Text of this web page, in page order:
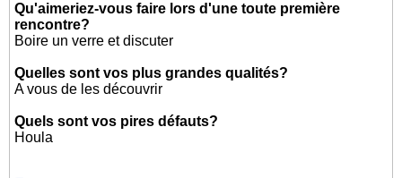
Qu'aimeriez-vous faire lors d'une toute première
rencontre?
Boire un verre et discuter
Quelles sont vos plus grandes qualités?
A vous de les découvrir
Quels sont vos pires défauts?
Houla